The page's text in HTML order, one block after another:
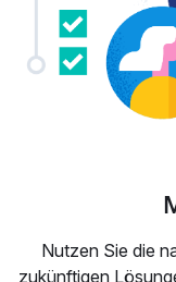
Nutzen Sie die
zukünftigen